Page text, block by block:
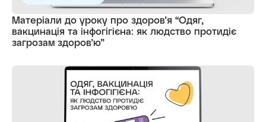
Матеріали до уроку про здоров’я “Одяг,
вакцинація та інфогігієна: як людство протидіє
загрозам здоров’ю”